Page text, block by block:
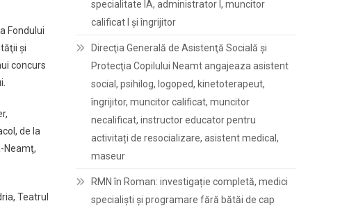
Fondului
şi
concurs
de la
Neamţ,
Teatrul
specialitate IA, administrator I, muncitor
calificat I și îngrijitor
Direcţia Generală de Asistenţă Socială şi
Protecţia Copilului Neamt angajeaza asistent
social, psihilog, logoped, kinetoterapeut,
îngrijitor, muncitor calificat, muncitor
necalificat, instructor educator pentru
activitați de resocializare, asistent medical,
maseur
RMN în Roman: investigație completă, medici
specialiști și programare fără bătăi de cap